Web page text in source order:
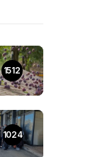
1512
1024